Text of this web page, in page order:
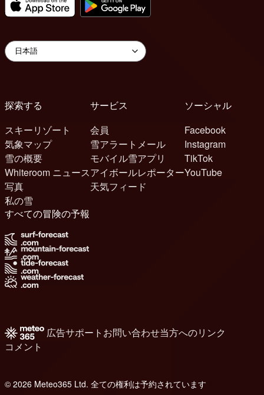
探索する
スキーリゾート
気象マップ
雪の概要
Whiteroom ニュース
写真
私の雪
サービス
会員
雪アラートメール
モバイル雪アプリ
アイボールレポーター
天気フィード
ソーシャル
Facebook
Instagram
TikTok
YouTube
すべての冒険の予報
広告サポート お問い合わせ当方へのリンク
コメント
© 2026 Meteo365 Ltd. 全ての権利は予約されています